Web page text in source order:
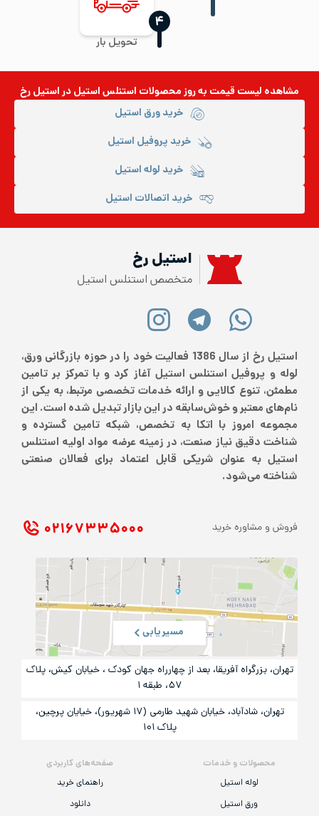
تحویل بار
‍۴
مشاهده لیست قیمت به روزمحصولات استنلس استیلدر استیل رخ
خرید ورق استیل
خرید پروفیل استیل
خرید لوله استیل
خرید اتصالات استیل
استیل رخ
متخصص استنلس استیل
استیل رخ از سال 1386 فعالیت خود را در حوزه بازرگانی ورق،
لوله و پروفیل استنلس استیل آغاز کرد و با تمرکز بر تامین
مطمئن، تنوع کالایی و ارائه خدمات تخصصی مرتبط، به یکی از
نام‌های معتبر و خوش‌سابقه در این بازار تبدیل شده است. این
مجموعه امروز با اتکا به تخصص، شبکه تامین گسترده و
شناخت دقیق نیاز صنعت، در زمینه عرضه مواد اولیه استنلس
استیل به عنوان شریکی قابل اعتماد برای فعالان صنعتی
شناخته می‌شود.
محصولات و خدمات
لوله استیل
ورق استیل
صفحه‌های کاربردی
راهنمای خرید
دانلود
فروش و مشاوره خرید ۰۲۱ ۶۷۳۳۵۰۰۰
مسیریابی
تهران، بزرگراه آفریقا، بعد از چهارراه جهان کودک ، خیابان کیش، پلاک
۵۷، طبقه ۱
تهران، شادآباد، خیابان شهید طارمی (۱۷ شهریور)، خیایان پرچین،
پلاک ۱۰۱